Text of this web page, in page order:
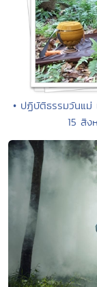
• ปฏิบัติธรรมวันแม่
15 สิ